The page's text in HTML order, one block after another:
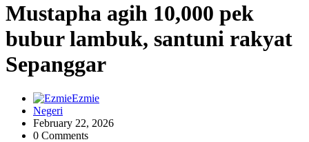
Mustapha agih 10,000 pek
bubur lambuk, santuni rakyat
Sepanggar
Ezmie
Negeri
February 22, 2026
0 Comments